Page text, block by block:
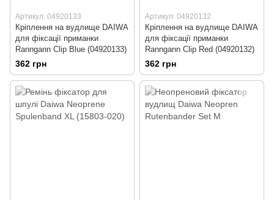
Артикул: 04920133
Кріплення на вудлище DAIWA
для фіксації приманки
Ranngann Clip Blue (04920133)
362 грн
Артикул: 04920132
Кріплення на вудлище DAIWA
для фіксації приманки
Ranngann Clip Red (04920132)
362 грн